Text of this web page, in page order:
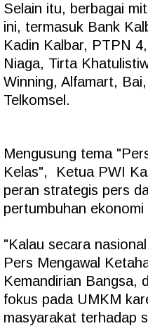
Selain itu, berbagai
ini, termasuk Bank
Kadin Kalbar, PTPN
Niaga, Tirta
Winning, Alfamart,
Telkomsel.
Mengusung tema
Kelas", Ketua PWI
peran strategis pers
pertumbuhan ekonomi
"Kalau secara
Pers Mengawal
Kemandirian Bangsa,
fokus pada UMKM
masyarakat terhadap